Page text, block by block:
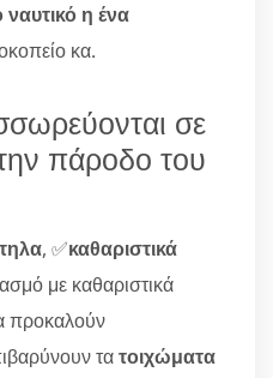
η ένα
κα.
σε
πάροδο του
, ✅καθαριστικά
με καθαριστικά
προκαλούν
τατοιχώματα